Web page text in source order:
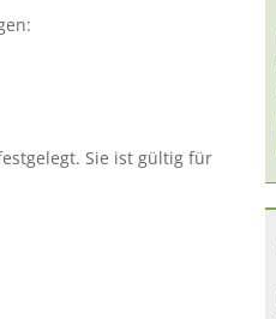
Sie ist gültig für